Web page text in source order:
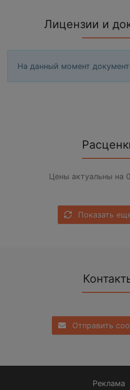
Лицензии и
На данный момент
Цены актуальны на
Показать
Отправить
Реклама